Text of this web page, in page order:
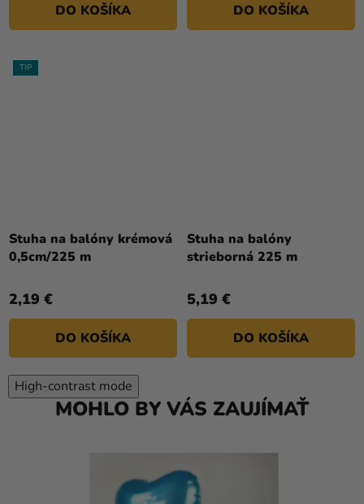
DO KOŠÍKA
hviezdičiek.
DO KOŠÍKA
TIP
Stuha na balóny krémová
0,5cm/225 m
hodnotenie
produktu
5
hviezdičiek.
2,19 €
DO KOŠÍKA
Stuha na balóny
strieborná 225 m
5,19 €
DO KOŠÍKA
High-contrast mode
MOHLO BY VÁS ZAUJÍMAŤ